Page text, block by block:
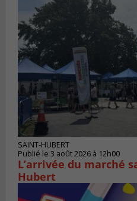
SAINT-HUBERT
Publié le 3 août 2026 à 12h00
L’arrivée du marché
Hubert